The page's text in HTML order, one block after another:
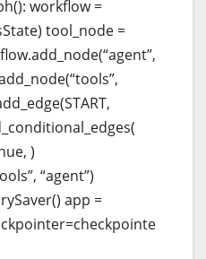
workflow =
tool_node =
)
“agent”)
app =